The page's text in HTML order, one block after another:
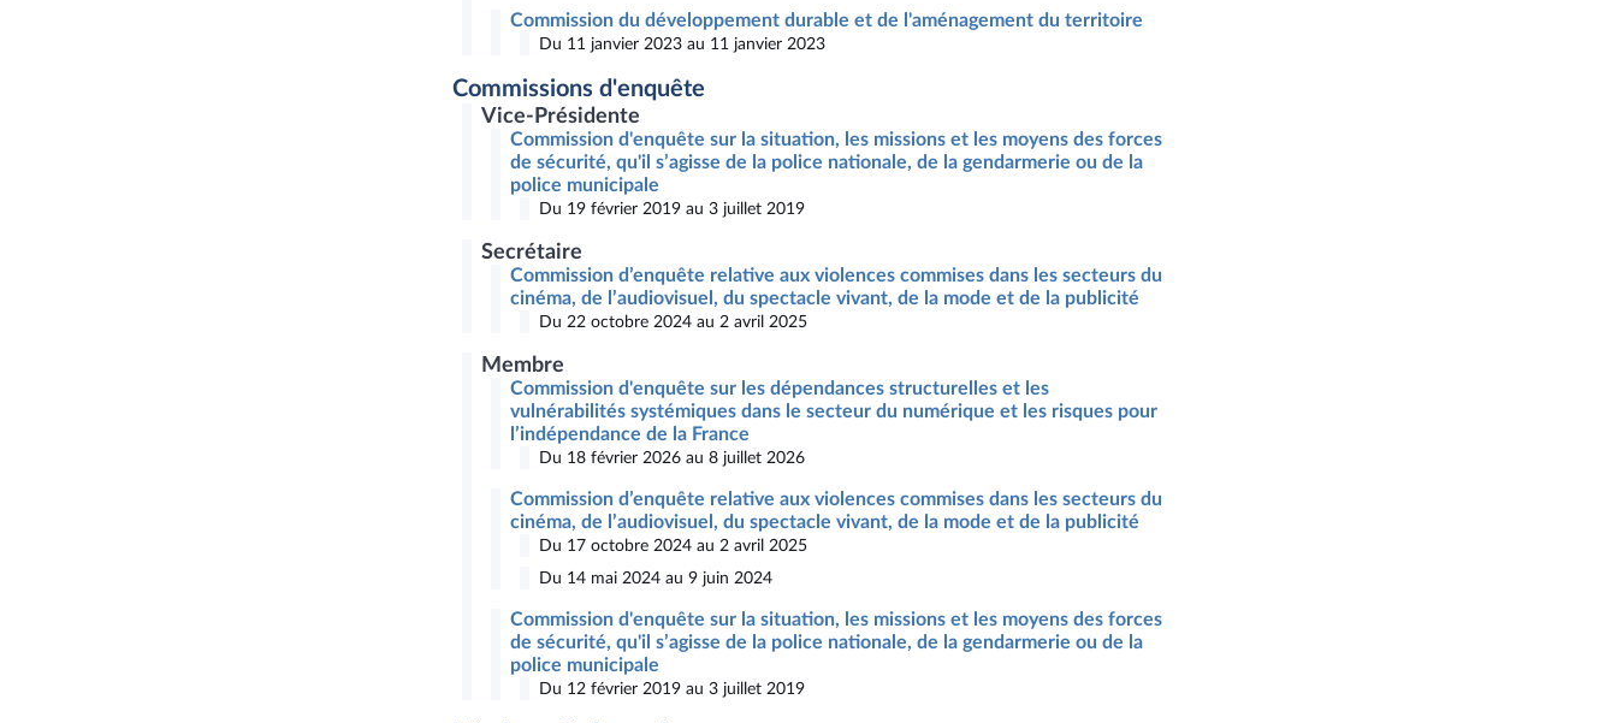
Commission du développement durable et de l'aménagement du territoire
Du 11 janvier 2023 au 11 janvier 2023
Commissions d'enquête
Vice-Présidente
Commission d'enquête sur la situation, les missions et les moyens des forces
de sécurité, qu'il s’agisse de la police nationale, de la gendarmerie ou de la
police municipale
Du 19 février 2019 au 3 juillet 2019
Secrétaire
Commission d’enquête relative aux violences commises dans les secteurs du
cinéma, de l’audiovisuel, du spectacle vivant, de la mode et de la publicité
Du 22 octobre 2024 au 2 avril 2025
Membre
Commission d'enquête sur les dépendances structurelles et les
vulnérabilités systémiques dans le secteur du numérique et les risques pour
l’indépendance de la France
Du 18 février 2026 au 8 juillet 2026
Commission d’enquête relative aux violences commises dans les secteurs du
cinéma, de l’audiovisuel, du spectacle vivant, de la mode et de la publicité
Du 17 octobre 2024 au 2 avril 2025
Du 14 mai 2024 au 9 juin 2024
Commission d'enquête sur la situation, les missions et les moyens des forces
de sécurité, qu'il s’agisse de la police nationale, de la gendarmerie ou de la
police municipale
Du 12 février 2019 au 3 juillet 2019